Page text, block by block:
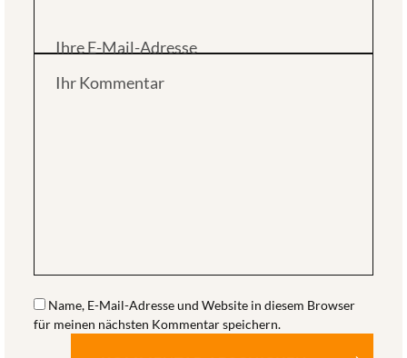
Ihr Kommentar
Ihre E-Mail-Adresse
Name, E-Mail-Adresse und Website in diesem Browser
für meinen nächsten Kommentar speichern.